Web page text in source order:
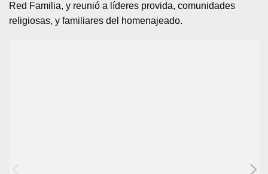
Red Familia, y reunió a líderes provida, comunidades
religiosas, y familiares del homenajeado.